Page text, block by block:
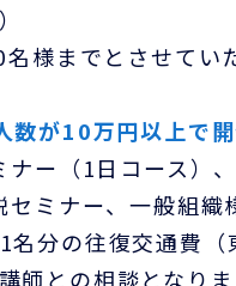
様までとさせて
が10万円以上で開
ー（1日コース）
ミナー、一般組
分の往復交通費
師との相談となり